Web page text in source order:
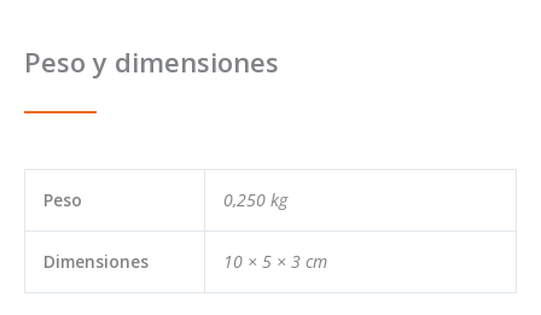
Peso y dimensiones
Peso 0,250 kg
Dimensiones 10 × 5 × 3 cm